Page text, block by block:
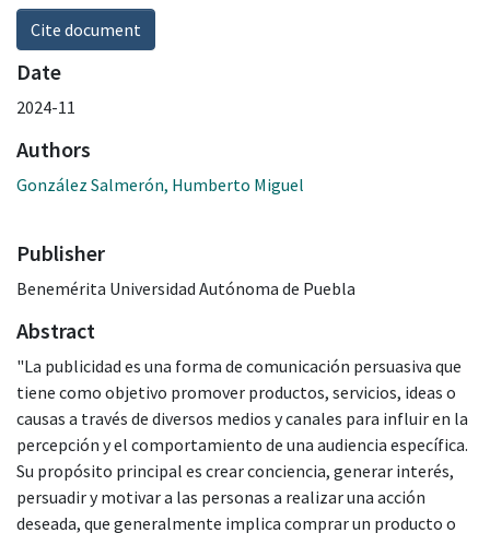
Cite document
Date
2024-11
Authors
González Salmerón, Humberto Miguel
Publisher
Benemérita Universidad Autónoma de Puebla
Abstract
"La publicidad es una forma de comunicación persuasiva que
tiene como objetivo promover productos, servicios, ideas o
causas a través de diversos medios y canales para influir en la
percepción y el comportamiento de una audiencia específica.
Su propósito principal es crear conciencia, generar interés,
persuadir y motivar a las personas a realizar una acción
deseada, que generalmente implica comprar un producto o